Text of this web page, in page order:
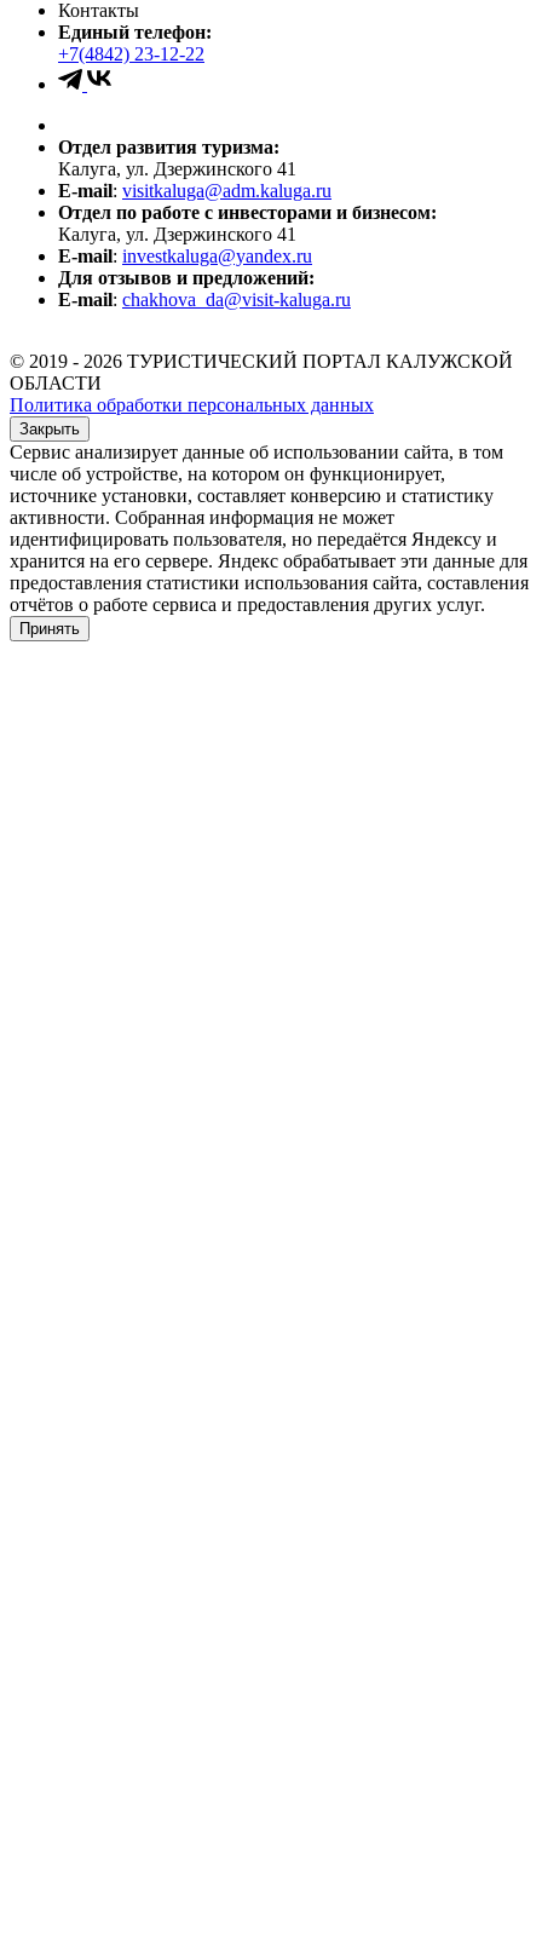
Контакты
Единый телефон:
+7(4842) 23-12-22
Отдел развития туризма:
Калуга, ул. Дзержинского 41
E-mail: visitkaluga@adm.kaluga.ru
Отдел по работе с инвесторами и бизнесом:
Калуга, ул. Дзержинского 41
E-mail: investkaluga@yandex.ru
Для отзывов и предложений:
E-mail: chakhova_da@visit-kaluga.ru
© 2019 - 2026 ТУРИСТИЧЕСКИЙ ПОРТАЛ КАЛУЖСКОЙ
ОБЛАСТИ
Политика обработки персональных данных
Закрыть
Сервис анализирует данные об использовании сайта, в том
числе об устройстве, на котором он функционирует,
источнике установки, составляет конверсию и статистику
активности. Собранная информация не может
идентифицировать пользователя, но передаётся Яндексу и
хранится на его сервере. Яндекс обрабатывает эти данные для
предоставления статистики использования сайта, составления
отчётов о работе сервиса и предоставления других услуг.
Принять